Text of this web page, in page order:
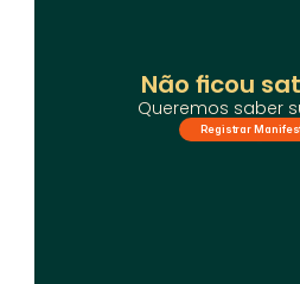
Não ficou
Queremos saber
Registrar